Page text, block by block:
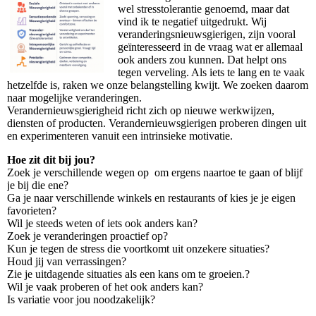
wel stresstolerantie genoemd, maar dat
vind ik te negatief uitgedrukt. Wij
veranderingsnieuwsgierigen, zijn vooral
geïnteresseerd in de vraag wat er allemaal
ook anders zou kunnen. Dat helpt ons
tegen verveling. Als iets te lang en te vaak
hetzelfde is, raken we onze belangstelling kwijt. We zoeken daarom
naar mogelijke veranderingen.
Verandernieuwsgierigheid richt zich op nieuwe werkwijzen,
diensten of producten. Verandernieuwsgierigen proberen dingen uit
en experimenteren vanuit een intrinsieke motivatie.
Hoe zit dit bij jou?
Zoek je verschillende wegen op om ergens naartoe te gaan of blijf
je bij die ene?
Ga je naar verschillende winkels en restaurants of kies je je eigen
favorieten?
Wil je steeds weten of iets ook anders kan?
Zoek je veranderingen proactief op?
Kun je tegen de stress die voortkomt uit onzekere situaties?
Houd jij van verrassingen?
Zie je uitdagende situaties als een kans om te groeien.?
Wil je vaak proberen of het ook anders kan?
Is variatie voor jou noodzakelijk?